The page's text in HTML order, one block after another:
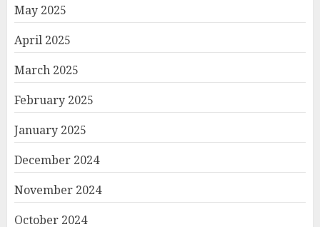
May 2025
April 2025
March 2025
February 2025
January 2025
December 2024
November 2024
October 2024